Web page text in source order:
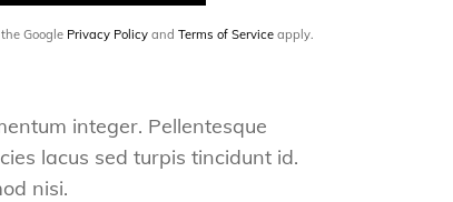
Google Privacy Policy and Terms of Service apply.
integer. Pellentesque
lacus sed turpis tincidunt id.
nisi.